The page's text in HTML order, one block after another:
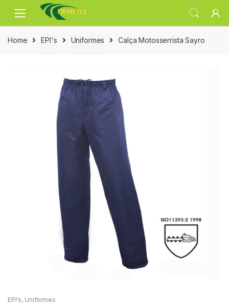
navigation
content
Home
EPI's Uniformes Calça Motosserrista Sayro
EPI's, Uniformes